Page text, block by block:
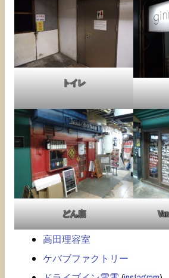
トイレ
どん底
高田理容室
ケバブファクトリー